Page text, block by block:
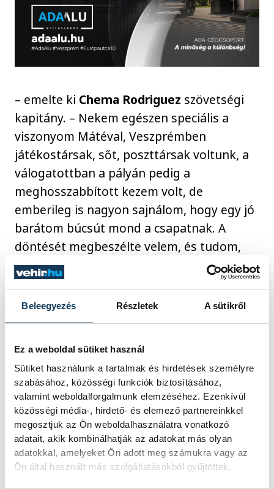
Beleegyezés Részletek A sütikről
Ez a weboldal sütiket használ
Sütiket használunk a tartalmak és hirdetések személyre
szabásához, közösségi funkciók biztosításához,
valamint weboldalforgalmunk elemzéséhez. Ezenkívül
közösségi média-, hirdető- és elemező partnereinkkel
megosztjuk az Ön weboldalhasználatra vonatkozó
adatait, akik kombinálhatják az adatokat más olyan
adatokkal, amelyeket Ön adott meg számukra vagy az
Ön által használt más szolgáltatásokból gyűjtöttek.
– emelte ki Chema Rodriguez szövetségi
kapitány. – Nekem egészen speciális a
viszonyom Mátéval, Veszprémben
játékostársak, sőt, poszttársak voltunk, a
válogatottban a pályán pedig a
meghosszabbított kezem volt, de
emberileg is nagyon sajnálom, hogy egy jó
barátom búcsút mond a csapatnak. A
döntését megbeszélte velem, és tudom,
sokat vívódott, de ugyanakkor megértem
és elfogadom. Nagy űrt hagy maga után,
de számunkra és utódjai számára egyben
motivációt is jelent, hogy bebizonyítsuk:
Sok sikert kívánok neki a Ferencvárosban
és a kézilabdán kívül is!"
Ilyés Ferenc, a Magyar Kézilabda
Szövetség elnöke kiemelte, sok nagy
meccset vívott meg Lékaival közösen,
amelyek közül a legemlékezetesebb a